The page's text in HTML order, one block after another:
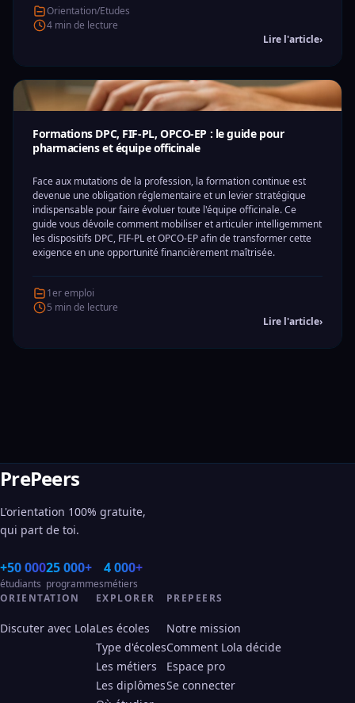
Orientation/Etudes
4 min de lecture
Lire l'article›
Formations DPC, FIF-PL, OPCO-EP : le guide pour
pharmaciens et équipe officinale
Face aux mutations de la profession, la formation continue est
devenue une obligation réglementaire et un levier stratégique
indispensable pour faire évoluer toute l'équipe officinale. Ce
guide vous dévoile comment mobiliser et articuler intelligemment
les dispositifs DPC, FIF-PL et OPCO-EP afin de transformer cette
exigence en une opportunité financièrement maîtrisée.
1er emploi
5 min de lecture
Lire l'article›
PrePeers
L'orientation 100% gratuite,
qui part de toi.
+50 000
étudiants
25 000+
programmes
4 000+
métiers
ORIENTATION
Discuter avec Lola
EXPLORER
Les écoles
Type d'écoles
Les métiers
Les diplômes
PREPEERS
Notre mission
Comment Lola décide
Espace pro
Se connecter